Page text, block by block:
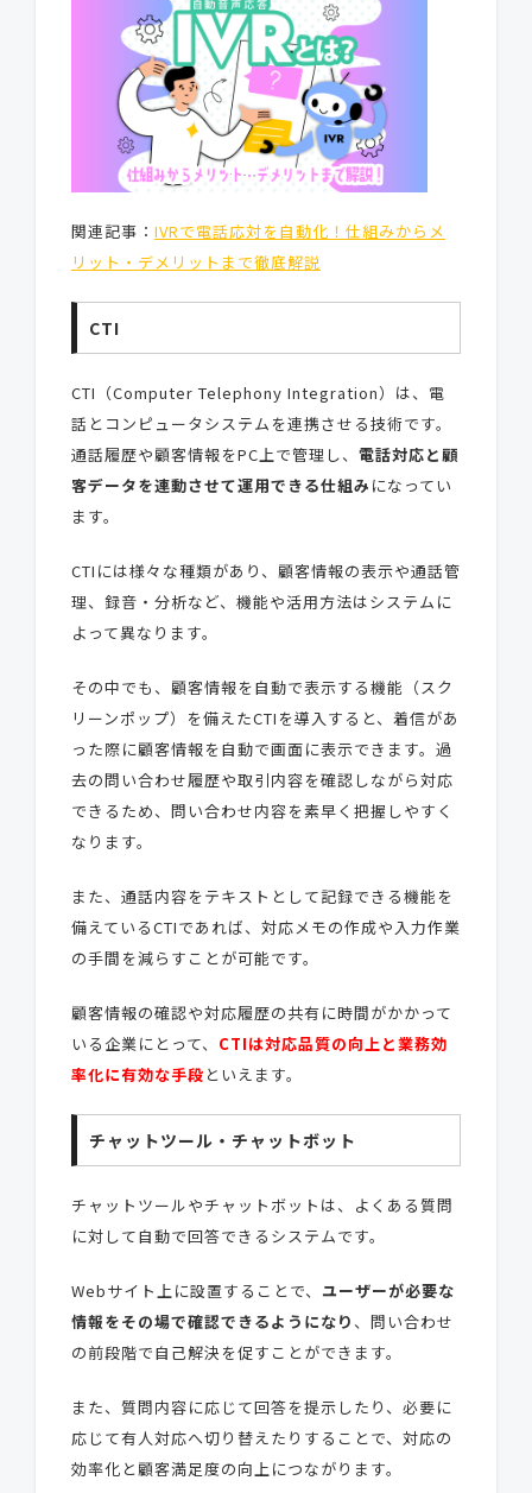
関連記事： IVRで電話応対を自動化！仕組みからメ
リット・デメリットまで徹底解説
CTI
CTI（Computer Telephony Integration）は、電
話とコンピュータシステムを連携させる技術です。
通話履歴や顧客情報をPC上で管理し、 電話対応と顧
客データを連動させて運用できる仕組み になってい
ます。
CTIには様々な種類があり、顧客情報の表示や通話管
理、録音・分析など、機能や活用方法はシステムに
よって異なります。
その中でも、顧客情報を自動で表示する機能（スク
リーンポップ）を備えたCTIを導入すると、着信があ
った際に顧客情報を自動で画面に表示できます。過
去の問い合わせ履歴や取引内容を確認しながら対応
できるため、問い合わせ内容を素早く把握しやすく
なります。
また、通話内容をテキストとして記録できる機能を
備えているCTIであれば、対応メモの作成や入力作業
の手間を減らすことが可能です。
顧客情報の確認や対応履歴の共有に時間がかかって
いる企業にとって、 CTIは対応品質の向上と業務効
率化に有効な手段 といえます。
チャットツール・チャットボット
チャットツールやチャットボットは、よくある質問
に対して自動で回答できるシステムです。
Webサイト上に設置することで、 ユーザーが必要な
情報をその場で確認できるようになり 、問い合わせ
の前段階で自己解決を促すことができます。
また、質問内容に応じて回答を提示したり、必要に
応じて有人対応へ切り替えたりすることで、対応の
効率化と顧客満足度の向上につながります。